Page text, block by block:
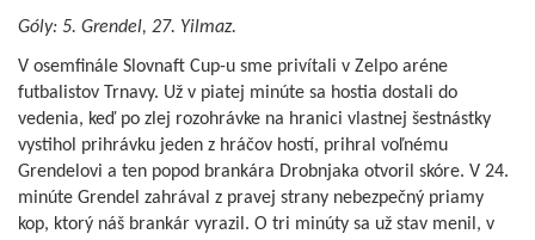
Góly: 5. Grendel, 27. Yilmaz.
V osemfinále Slovnaft Cup-u sme privítali v Zelpo aréne
futbalistov Trnavy. Už v piatej minúte sa hostia dostali do
vedenia, keď po zlej rozohrávke na hranici vlastnej šestnástky
vystihol prihrávku jeden z hráčov hostí, prihral voľnému
Grendelovi a ten popod brankára Drobnjaka otvoril skóre. V 24.
minúte Grendel zahrával z pravej strany nebezpečný priamy
kop, ktorý náš brankár vyrazil. O tri minúty sa už stav menil, v